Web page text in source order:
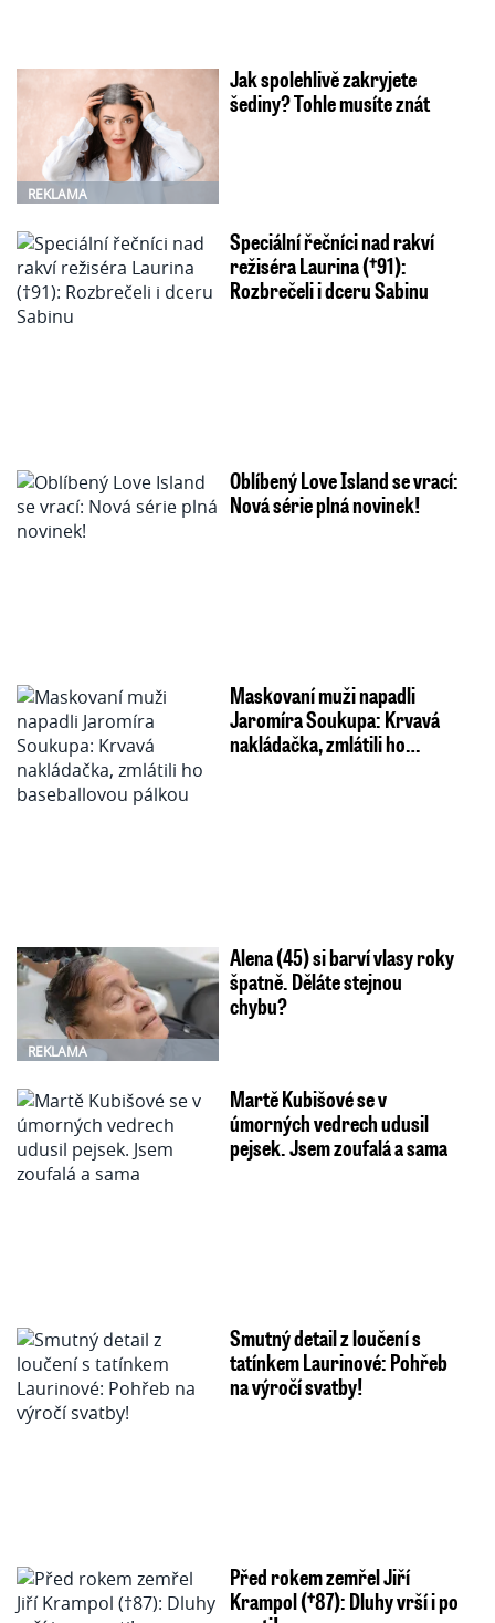
REKLAMA
Jak spolehlivě zakryjete
šediny? Tohle musíte znát
Speciální řečníci nad rakví
režiséra Laurina (†91):
Rozbrečeli i dceru Sabinu
Oblíbený Love Island se vrací:
Nová série plná novinek!
Maskovaní muži napadli
Jaromíra Soukupa: Krvavá
nakládačka, zmlátili ho…
REKLAMA
Alena (45) si barví vlasy roky
špatně. Děláte stejnou
chybu?
Martě Kubišové se v
úmorných vedrech udusil
pejsek. Jsem zoufalá a sama
Smutný detail z loučení s
tatínkem Laurinové: Pohřeb
na výročí svatby!
Před rokem zemřel Jiří
Krampol (†87): Dluhy vrší i po